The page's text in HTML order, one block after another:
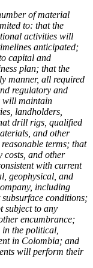
of material
to: that the
activities will
anticipated;
capital and
plan; that the
manner, all required
regulatory and
will maintain
landholders,
drill rigs, qualified
and other
terms; that
costs, and other
with current
geophysical, and
including
conditions;
subject to any
encumbrance;
the political,
in Colombia; and
will perform their